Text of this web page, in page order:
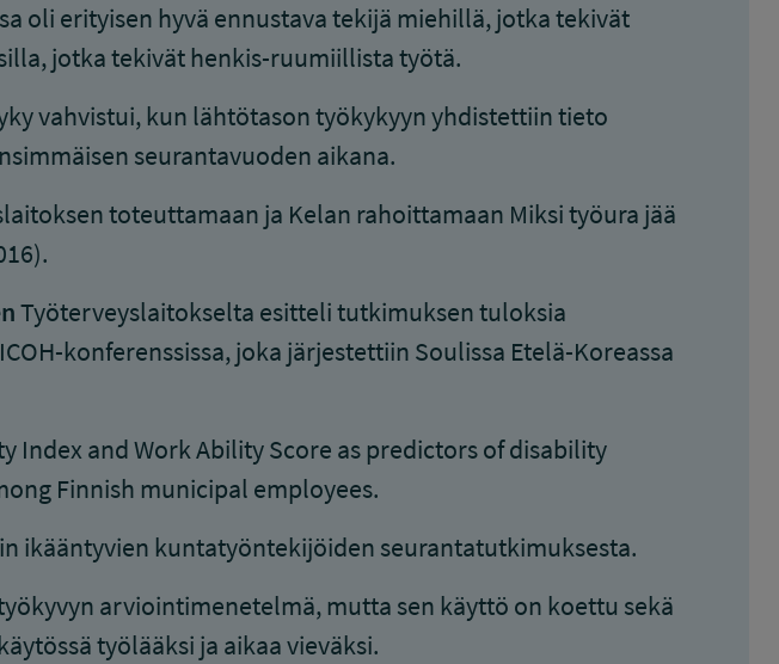
oli erityisen hyvä ennustava tekijä miehillä, jotka tekivät
jotka tekivät henkis-ruumiillista työtä.
vahvistui, kun lähtötason työkykyyn yhdistettiin tieto
seurantavuoden aikana.
toteuttamaan ja Kelan rahoittamaan Miksi työura jää
Työterveyslaitokselta esitteli tutkimuksen tuloksia
konferenssissa, joka järjestettiin Soulissa Etelä-Koreassa
Index and Work Ability Score as predictors of disability
Finnish municipal employees.
ikääntyvien kuntatyöntekijöiden seurantatutkimuksesta.
arviointimenetelmä, mutta sen käyttö on koettu sekä
työlääksi ja aikaa vieväksi.